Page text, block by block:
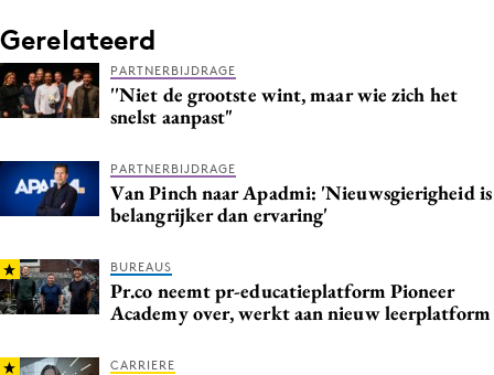
Interne communicatie
Martech
Media
PR
Programmatic
Reputatie & crisis
Gerelateerd
PARTNERBIJDRAGE
''Niet de grootste wint, maar wie zich het
snelst aanpast"
PARTNERBIJDRAGE
Van Pinch naar Apadmi: 'Nieuwsgierigheid is
belangrijker dan ervaring'
BUREAUS
Pr.co neemt pr-educatieplatform Pioneer
Academy over, werkt aan nieuw leerplatform
CARRIERE